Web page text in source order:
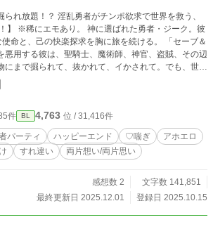
られ放題！？ 淫乱勇者がチンポ欲求で世界を救う、
。 神に選ばれた勇者・ジーク。彼
命と、己の快楽探求を胸に旅を続ける。 「セーブ＆
悪用する彼は、聖騎士、魔術師、神官、盗賊、その辺
にまで掘られて、抜かれて、イかされて。でも、世界
にあったのだ――！ 羞恥も理性も失って、残るのは
深い経験値（From: ちんぽ／To: 尻穴）。そしてロ
か”がすり減っている気もする。だが、ジークの脳内
けがない。 それでも彼は進む。いつか、本当に欲し
ぽで世界
雷盛り盛り作品です（モブ
んでもいける方向けです。必ず、冒頭の注意事項に
件 BL 4,763 位 / 31,416件
パーティ ハッピーエンド ♡喘ぎ
アホエロ
すれ違い 両片想い/両片思い
感想数 2
文字数 141,851
最終更新日 2025.12.01
登録日 2025.10.15